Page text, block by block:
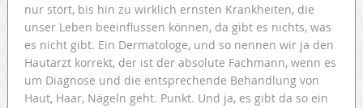
nur stört, bis hin zu wirklich ernsten Krankheiten, die
unser Leben beeinflussen können, da gibt es nichts, was
es nicht gibt. Ein Dermatologe, und so nennen wir ja den
Hautarzt korrekt, der ist der absolute Fachmann, wenn es
um Diagnose und die entsprechende Behandlung von
Haut, Haar, Nägeln geht. Punkt. Und ja, es gibt da so ein